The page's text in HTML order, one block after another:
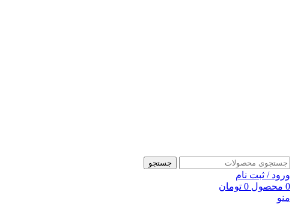
جستجو
ورود / ثبت نام
0 محصول 0 تومان
منو